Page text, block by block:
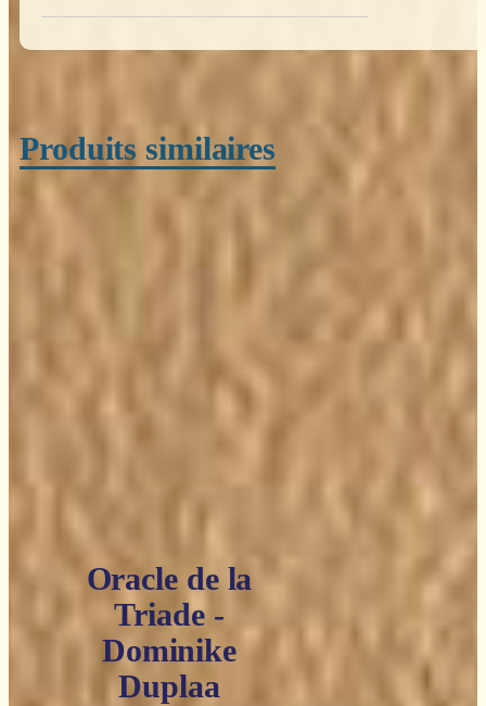
Produits similaires
Oracle de la
Triade -
Dominike
Duplaa